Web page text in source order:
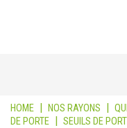
HOME | NOS RAYONS |
DE PORTE | SEUILS DE